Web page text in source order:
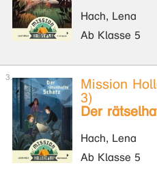
Hach, Lena
Ab Klasse 5
Mission
3)
Der
Hach, Lena
Ab Klasse 5